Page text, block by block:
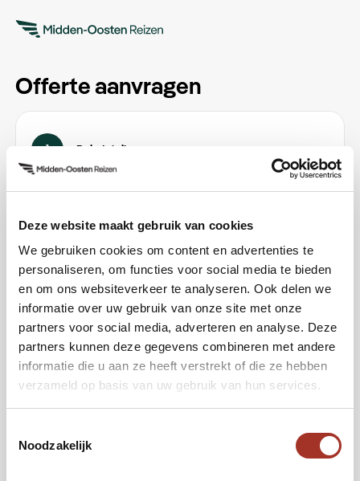
Deze website maakt gebruik van cookies
We gebruiken cookies om content en advertenties te
personaliseren, om functies voor social media te bieden
en om ons websiteverkeer te analyseren. Ook delen we
informatie over uw gebruik van onze site met onze
partners voor social media, adverteren en analyse. Deze
partners kunnen deze gegevens combineren met andere
informatie die u aan ze heeft verstrekt of die ze hebben
verzameld op basis van uw gebruik van hun services.
Noodzakelijk
Offerte aanvragen
1 Reisdetails
Email
Vertrekdatum
Datum kiezen
Flexibel